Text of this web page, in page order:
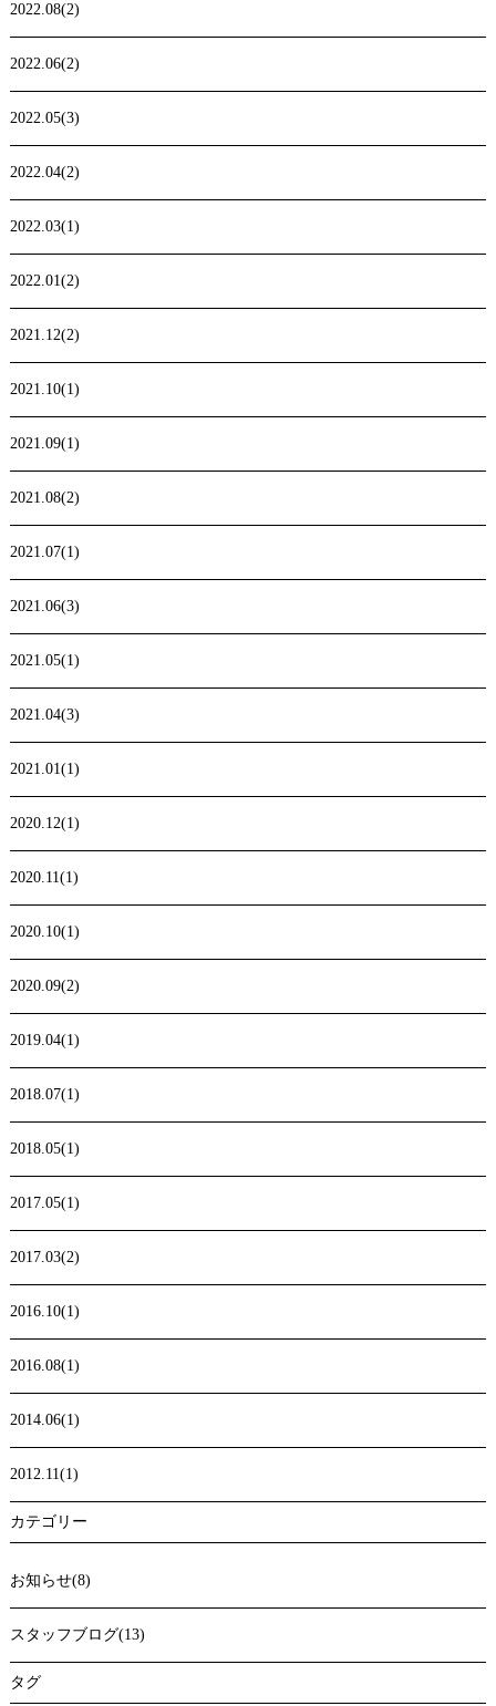
2022.08(2)
2022.06(2)
2022.05(3)
2022.04(2)
2022.03(1)
2022.01(2)
2021.12(2)
2021.10(1)
2021.09(1)
2021.08(2)
2021.07(1)
2021.06(3)
2021.05(1)
2021.04(3)
2021.01(1)
2020.12(1)
2020.11(1)
2020.10(1)
2020.09(2)
2019.04(1)
2018.07(1)
2018.05(1)
2017.05(1)
2017.03(2)
2016.10(1)
2016.08(1)
2014.06(1)
2012.11(1)
カテゴリー
お知らせ(8)
スタッフブログ(13)
タグ